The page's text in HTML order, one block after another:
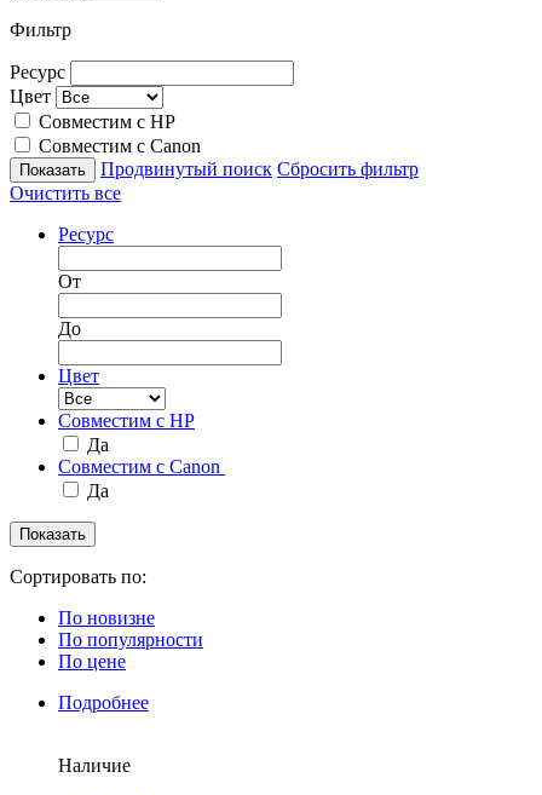
Фильтр
Ресурс
Цвет
Совместим с HP
Совместим с Canon
Продвинутый поиск Сбросить фильтр
Очистить все
Ресурс
От
До
Цвет
Совместим с HP
Да
Совместим с Canon
Да
Сортировать по:
По новизне
По популярности
По цене
Подробнее
Наличие